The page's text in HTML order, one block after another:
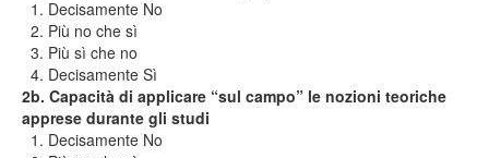
1. Decisamente No
2. Più no che sì
3. Più sì che no
4. Decisamente Sì
2b. Capacità di applicare “sul campo” le nozioni teoriche
apprese durante gli studi
1. Decisamente No